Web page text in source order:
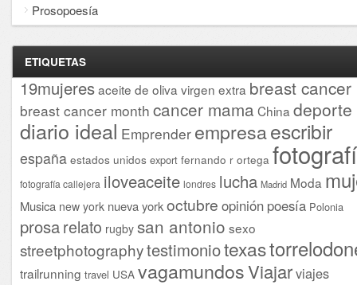
Prosopoesía
ETIQUETAS
19mujeresaceite de oliva virgen extra breast cancer
breast cancer month cancer mama China deporte
diario ideal Emprender empresaescribir
españa estados unidos export fernando r ortega
fotografía callejera iloveaceite londres lucha Madrid Moda
Musica new york nueva yorkoctubre opinión poesía Polonia
prosarelato rugby san antonio sexo
streetphotographytestimoniotexas
trailrunning travel USA vagamundosViajarviajes